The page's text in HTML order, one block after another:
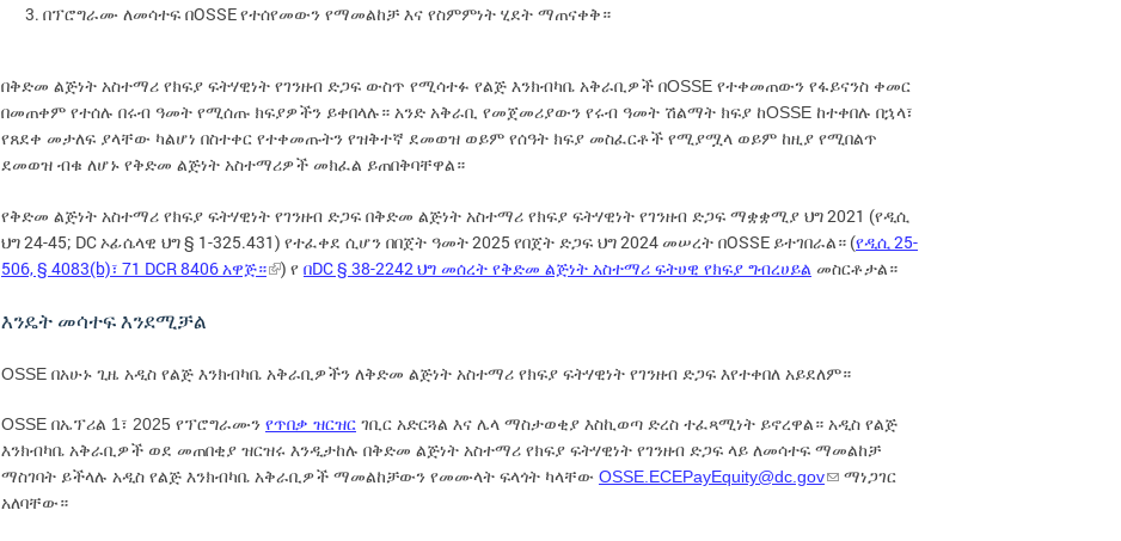
በፕሮግራሙ ለመሳተፍ በOSSE የተሰየመውን የማመልከቻ እና የስምምነት ሂደት ማጠናቀቅ።
በቅድመ ልጅነት አስተማሪ የክፍያ ፍትሃዊነት የገንዘብ ድጋፍ ውስጥ የሚሳተፉ የልጅ እንክብካቤ አቅራቢዎች በOSSE የተቀመጠውን የፋይናንስ ቀመር
በመጠቀም የተሰሉ በሩብ ዓመት የሚሰጡ ክፍያዎችን ይቀበላሉ። አንድ አቅራቢ የመጀመሪያውን የሩብ ዓመት ሽልማት ክፍያ ከOSSE ከተቀበሉ በኋላ፣
የጸደቀ መታለፍ ያላቸው ካልሆነ በስተቀር የተቀመጡትን የዝቅተኛ ደመወዝ ወይም የሰዓት ክፍያ መስፈርቶች የሚያሟላ ወይም ከዚያ የሚበልጥ
ደመወዝ ብቁ ለሆኑ የቅድመ ልጅነት አስተማሪዎች መክፈል ይጠበቅባቸዋል።
የቅድመ ልጅነት አስተማሪ የክፍያ ፍትሃዊነት የገንዘብ ድጋፍ በቅድመ ልጅነት አስተማሪ የክፍያ ፍትሃዊነት የገንዘብ ድጋፍ ማቋቋሚያ ህግ 2021 (የዲሲ
ህግ 24-45; DC ኦፊሴላዊ ህግ § 1-325.431) የተፈቀደ ሲሆን በበጀት ዓመት 2025 የበጀት ድጋፍ ህግ 2024 መሠረት በOSSE ይተገበራል። (የዲሲ 25-
506, § 4083(b)፣ 71 DCR 8406 አዋጅ። ) የ በDC § 38-2242 ህግ መሰረት የቅድመ ልጅነት አስተማሪ ፍትሀዊ የክፍያ ግብረሀይል መስርቶታል።
እንዴት መሳተፍ እንደሚቻል
OSSE በአሁኑ ጊዜ አዲስ የልጅ እንክብካቤ አቅራቢዎችን ለቅድመ ልጅነት አስተማሪ የክፍያ ፍትሃዊነት የገንዘብ ድጋፍ እየተቀበለ አይደለም።
OSSE በኤፕሪል 1 ፣ 2025 የፕሮግራሙን የጥበቃ ዝርዝር ገቢር አድርጓል እና ሌላ ማስታወቂያ እስኪወጣ ድረስ ተፈጻሚነት ይኖረዋል። አዲስ የልጅ
እንክብካቤ አቅራቢዎች ወደ መጠበቂያ ዝርዝሩ እንዲታከሉ በቅድመ ልጅነት አስተማሪ የክፍያ ፍትሃዊነት የገንዘብ ድጋፍ ላይ ለመሳተፍ ማመልከቻ
ማስገባት ይችላሉ አዲስ የልጅ እንክብካቤ አቅራቢዎች ማመልከቻውን የመሙላት ፍላጎት ካላቸው OSSE.ECEPayEquity@dc.gov
ማነጋገር
አለባቸው።